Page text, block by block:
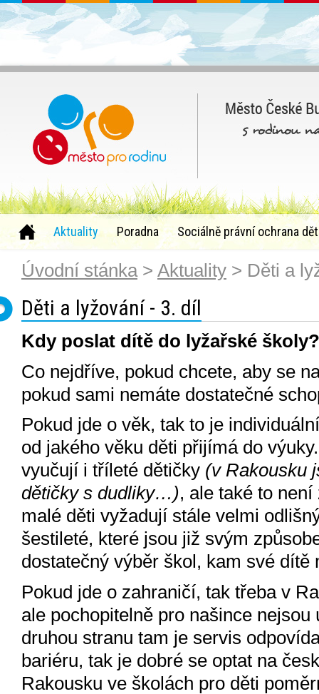
Aktuality Poradna Sociálně právní ochrana
Úvodní stánka> Aktuality > Děti a
Děti a lyžování - 3. díl
Kdy poslat dítě do lyžařské školy?
Co nejdříve, pokud chcete, aby se
pokud sami nemáte dostatečné
Pokud jde o věk, tak to je
od jakého věku děti přijímá do
vyučují i tříleté dětičky (v Rakousku
dětičky s dudliky…), ale také to
malé děti vyžadují stále velmi
šestileté, které jsou již svým
dostatečný výběr škol, kam své dítě
Pokud jde o zahraničí, tak třeba v
ale pochopitelně pro našince
druhou stranu tam je servis
bariéru, tak je dobré se optat na
Rakousku ve školách pro děti